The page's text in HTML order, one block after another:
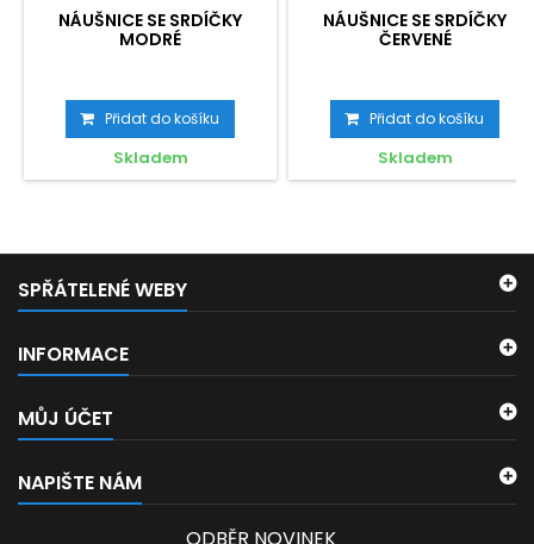
NÁUŠNICE SE SRDÍČKY
MODRÉ
Přidat do košíku
Skladem
NÁUŠNICE SE SRDÍČKY
ČERVENÉ
Přidat do košíku
Skladem
SPŘÁTELENÉ WEBY
INFORMACE
MŮJ ÚČET
NAPIŠTE NÁM